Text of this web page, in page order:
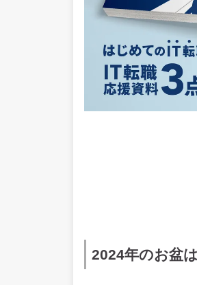
2024年のお盆